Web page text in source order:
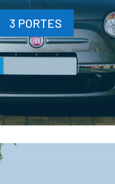
3 PORTES